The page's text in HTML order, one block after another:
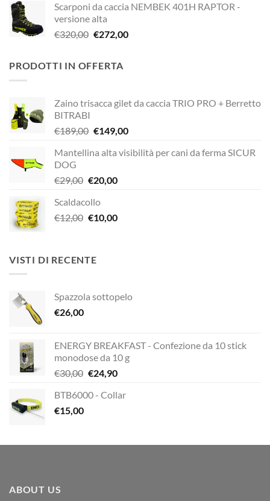
originale
era:
€338,90.
attuale
€249,00.
Scarponi da caccia NEMBEK 401H RAPTOR -
versione alta
€320,00 Il
era:
€272,00Il
PRODOTTI IN OFFERTA
Zaino trisacca gilet da caccia TRIO PRO + Berretto
BITRABI
€189,00 Il
originale
€189,00.
€149,00Il
attuale
Mantellina alta visibilità per cani da ferma SICUR
DOG
€29,00 Il
originale
era:
€20,00Il
è:
Scaldacollo
€12,00 Il
era:
€12,00.
€10,00Il
VISTI DI RECENTE
Spazzola sottopelo
€26,00
ENERGY BREAKFAST - Confezione da 10 stick
monodose da 10 g
€30,00 Il
originale
€24,90Il
attuale
BTB6000 - Collar
€15,00
ABOUT US